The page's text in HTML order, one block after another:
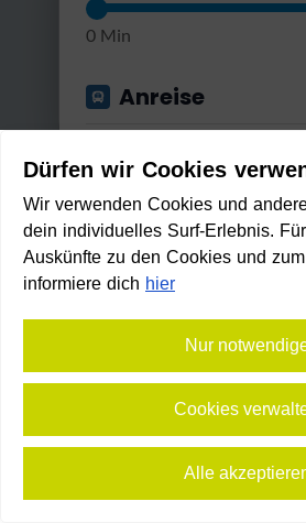
Miesberg -
1:30 h 130 m
1min
0 Min
Anreise
Gut erreichbar mit...
Min. / Max. Reisezeit
0 Min
Anwenden
Vollbild
Dürfen wir Cookies
Wir verwenden Cookies und
dein individuelles Surf-Erlebnis.
Auskünfte zu den Cookies und
informiere dich hier
Nur
Cookies
Alle